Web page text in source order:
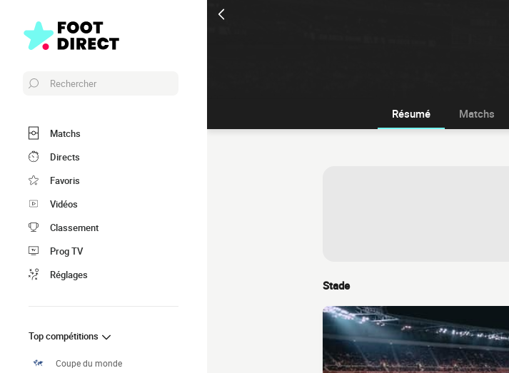
Rechercher
Matchs
Directs
Favoris
Vidéos
Classement
Prog TV
Réglages
Top compétitions
Coupe du monde
Résumé Matchs
Stade